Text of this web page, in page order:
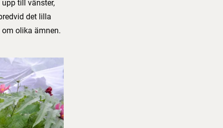
till vänster,
det lilla
olika ämnen.